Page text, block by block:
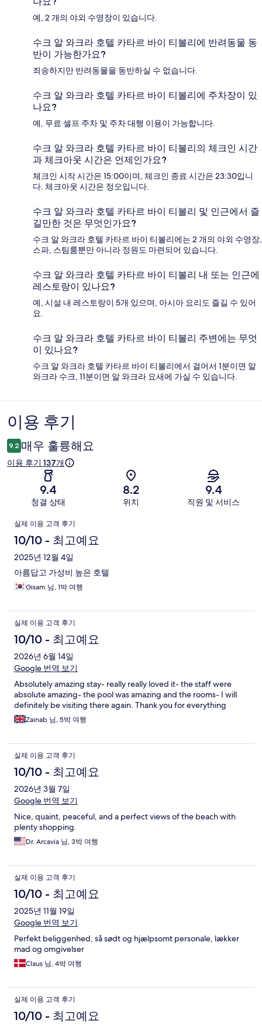
예, 2 개의 야외 수영장이 있습니다.
수크 알 와크라 호텔 카타르 바이 티볼리에 반려동물 동
반이 가능한가요?
죄송하지만 반려동물을 동반하실 수 없습니다.
수크 알 와크라 호텔 카타르 바이 티볼리에 주차장이 있
나요?
예, 무료 셀프 주차 및 주차 대행 이용이 가능합니다.
수크 알 와크라 호텔 카타르 바이 티볼리의 체크인 시간
과 체크아웃 시간은 언제인가요?
체크인 시작 시간은 15:00이며, 체크인 종료 시간은 23:30입니
다. 체크아웃 시간은 정오입니다.
수크 알 와크라 호텔 카타르 바이 티볼리 및 인근에서 즐
길만한 것은 무엇인가요?
수크 알 와크라 호텔 카타르 바이 티볼리에는 2 개의 야외 수영장,
스파, 스팀룸뿐만 아니라 정원도 마련되어 있습니다.
수크 알 와크라 호텔 카타르 바이 티볼리 내 또는 인근에
레스토랑이 있나요?
예, 시설 내 레스토랑이 5개 있으며, 아시아 요리도 즐길 수 있어
요.
수크 알 와크라 호텔 카타르 바이 티볼리 주변에는 무엇
이 있나요?
수크 알 와크라 호텔 카타르 바이 티볼리에서 걸어서 1분이면 알
와크라 수크, 11분이면 알 와크라 요새에 가실 수 있습니다.
이
용
후
이용 후기
9.2 매우 훌륭해요
이용 후기 137개
9.4
청결 상태
8.2
위치
9.4
직원 및 서비스
이
용
후
기
실제 이용 고객 후기
10/10 - 최고예요
2025년 12월 4일
아름답고 가성비 높은 호텔
Gisam 님, 1박 여행
실제 이용 고객 후기
10/10 - 최고예요
2026년 6월 14일
Google 번역 보기
Absolutely amazing stay- really really loved it- the staff were
absolute amazing- the pool was amazing and the rooms- I will
definitely be visiting there again. Thank you for everything
Zainab 님, 5박 여행
실제 이용 고객 후기
10/10 - 최고예요
2026년 3월 7일
Google 번역 보기
Nice, quaint, peaceful, and a perfect views of the beach with
plenty shopping.
Dr. Arcavia 님, 3박 여행
실제 이용 고객 후기
10/10 - 최고예요
2025년 11월 19일
Google 번역 보기
Perfekt beliggenhed, så sødt og hjælpsomt personale, lækker
mad og omgivelser
Claus 님, 4박 여행
실제 이용 고객 후기
10/10 - 최고예요